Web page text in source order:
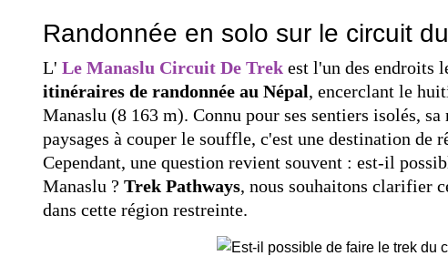
Randonnée en solo sur le circuit
L' Le Manaslu Circuit De Trek est l'un des endroits
itinéraires de randonnée au Népal, encerclant le
Manaslu (8 163 m). Connu pour ses sentiers isolés,
paysages à couper le souffle, c'est une destination de
Cependant, une question revient souvent : est-il
Manaslu ? Trek Pathways, nous souhaitons clarifier
dans cette région restreinte.